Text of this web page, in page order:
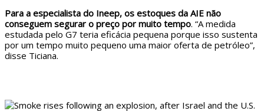
Para a especialista do Ineep, os estoques da AIE não
conseguem segurar o preço por muito tempo. “A medida
estudada pelo G7 teria eficácia pequena porque isso sustenta
por um tempo muito pequeno uma maior oferta de petróleo”,
disse Ticiana.